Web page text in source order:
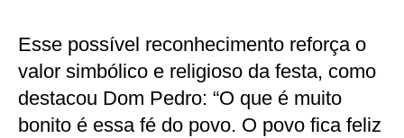
Esse possível reconhecimento reforça o
valor simbólico e religioso da festa, como
destacou Dom Pedro: “O que é muito
bonito é essa fé do povo. O povo fica feliz